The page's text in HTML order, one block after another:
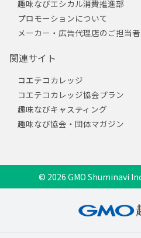
趣味なびエシカル消費推進部
プロモーションについて
メーカー・広告代理店のご担当
関連サイト
コエテコカレッジ
コエテコカレッジ協会プラン
趣味なびキャスティング
趣味なび協会・団体マガジン
© 2026 GMO Shuminavi